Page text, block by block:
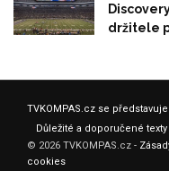
držitele
TVKOMPAS.cz se představuje
Důležité a doporučené texty
© 2026 TVKOMPAS.cz -
cookies